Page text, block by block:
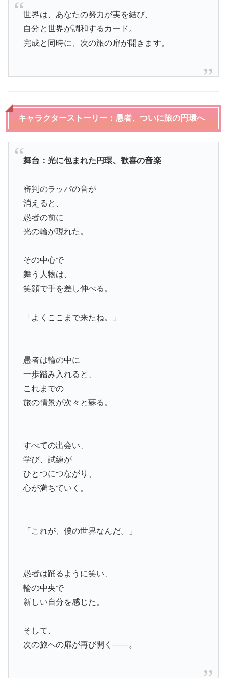
世界は、あなたの努力が実を結び、
自分と世界が調和するカード。
完成と同時に、次の旅の扉が開きます。
キャラクターストーリー：愚者、ついに旅の円環へ
舞台：光に包まれた円環、歓喜の音楽
審判のラッパの音が
消えると、
愚者の前に
光の輪が現れた。
その中心で
舞う人物は、
笑顔で手を差し伸べる。
「よくここまで来たね。」
愚者は輪の中に
一歩踏み入れると、
これまでの
旅の情景が次々と蘇る。
すべての出会い、
学び、試練が
ひとつにつながり、
心が満ちていく。
「これが、僕の世界なんだ。」
愚者は踊るように笑い、
輪の中央で
新しい自分を感じた。
そして、
次の旅への扉が再び開く——。